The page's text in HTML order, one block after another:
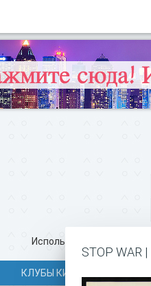
Используйте все
КЛУБЫ КИЕВА >>
STOP